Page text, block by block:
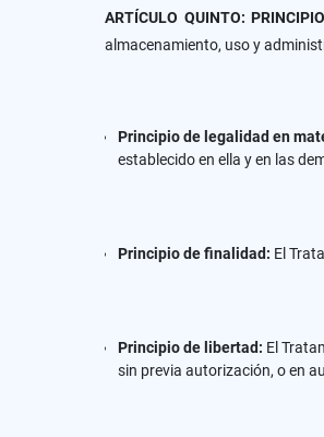
ARTÍCULO QUINTO:
almacenamiento, uso y
Principio de legalidad en
establecido en ella y en las
Principio de finalidad: El
Principio de libertad: El
sin previa autorización, o en